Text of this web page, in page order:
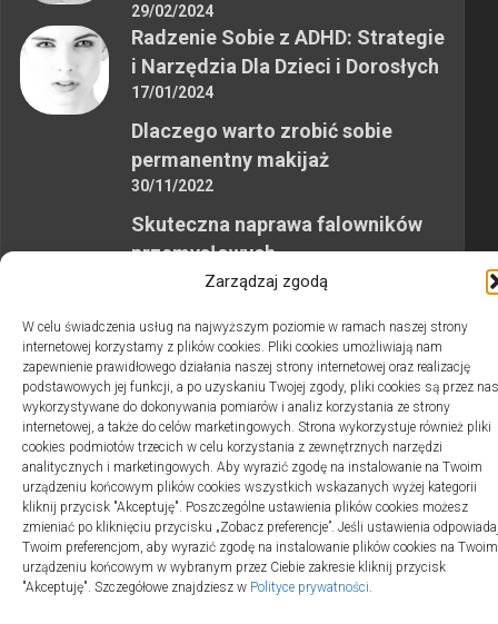
Zarządzaj zgodą
W celu świadczenia usług na najwyższym poziomie w ramach naszej strony
internetowej korzystamy z plików cookies. Pliki cookies umożliwiają nam
zapewnienie prawidłowego działania naszej strony internetowej oraz realizację
podstawowych jej funkcji, a po uzyskaniu Twojej zgody, pliki cookies są przez nas
wykorzystywane do dokonywania pomiarów i analiz korzystania ze strony
internetowej, a także do celów marketingowych. Strona wykorzystuje również pliki
cookies podmiotów trzecich w celu korzystania z zewnętrznych narzędzi
analitycznych i marketingowych. Aby wyrazić zgodę na instalowanie na Twoim
urządzeniu końcowym plików cookies wszystkich wskazanych wyżej kategorii
kliknij przycisk "Akceptuję". Poszczególne ustawienia plików cookies możesz
zmieniać po kliknięciu przycisku „Zobacz preferencje”. Jeśli ustawienia
Twoim preferencjom, aby wyrazić zgodę na instalowanie plików cookies na Twoim
urządzeniu końcowym w wybranym przez Ciebie zakresie kliknij przycisk
"Akceptuję". Szczegółowe znajdziesz w Polityce prywatności.
29/02/2024
Radzenie Sobie z ADHD: Strategie
i Narzędzia Dla Dzieci i Dorosłych
17/01/2024
Dlaczego warto zrobić sobie
permanentny makijaż
30/11/2022
Skuteczna naprawa falowników
przemysłowych
12/10/2023
2swiaty.pl © 2026. Wszelkie prawa zastrzeżone.